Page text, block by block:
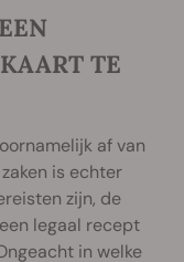
TE
af van
is echter
zijn, de
legaal recept
in welke